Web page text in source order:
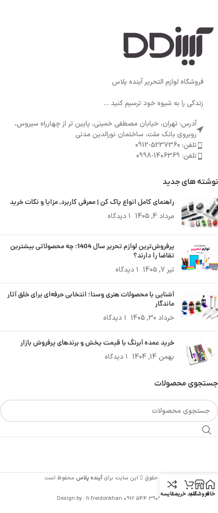
فروشگاه لوازم التحریر آینده پلاس
زندگی را به شیوه خود ترسیم کنید ...
آدرس: تهران، خیابان مصطفی خمینی، پایین تر از چهارراه سیروس،
روبروی بانک ملت، ساختمان نورالدین مدنی
تلفن: 5237360-0912
تلفن: 1406369-0998
نوشته های جدید
راهنمای کامل انواع پاک کن | معرفی کاربرد, مزایا و نکات خرید
مرداد 4, 1405 ۱ دیدگاه
پرفروش‌ترین لوازم تحریر سال 1404؛ چه محصولاتی بیشترین
تقاضا را دارند؟
تیر 7, 1405 ۱ دیدگاه
آشنایی با محصولات هنری وستا؛ انتخابی حرفه‌ای برای خلق آثار
ماندگار
خرداد 30, 1405 ۱ دیدگاه
خرید عمده آبرنگ با قیمت پخش و برندهای پرفروش بازار
بهمن 14, 1404 ۱ دیدگاه
جستجوی محصولات
تمامی حقوق این سایت برایآینده پلاس محفوظ است
Design by : h.freidonkhan 0912 544 3909
خانهفروشگاهسبد خریدمقایسه